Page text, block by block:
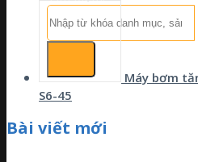
Máy bơm
S6-45
Bài viết mới